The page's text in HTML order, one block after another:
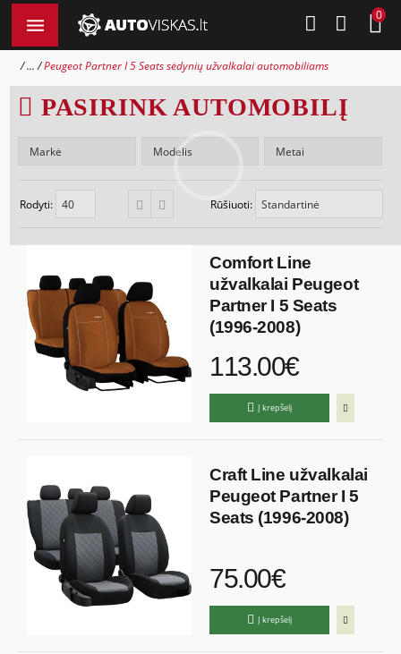
0
... Peugeot Partner I 5 Seats sėdynių užvalkalai automobiliams
PASIRINK AUTOMOBILĮ
Rūšiuoti:
Rodyti:
Comfort Line
užvalkalai Peugeot
Partner I 5 Seats
(1996-2008)
113.00€
Į krepšelį
Craft Line užvalkalai
Peugeot Partner I 5
Seats (1996-2008)
75.00€
Į krepšelį